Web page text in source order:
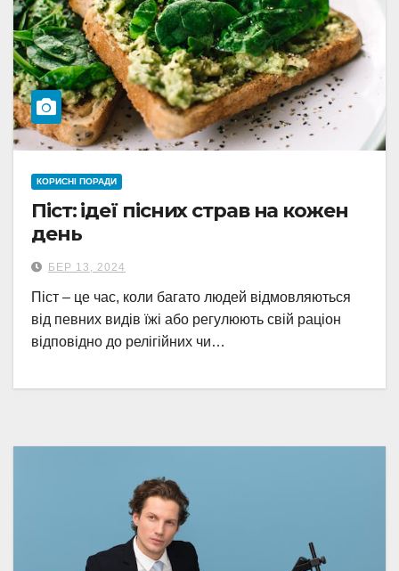
КОРИСНІ ПОРАДИ
Піст: ідеї пісних страв на кожен
день
БЕР 13, 2024
Піст – це час, коли багато людей відмовляються
від певних видів їжі або регулюють свій раціон
відповідно до релігійних чи…